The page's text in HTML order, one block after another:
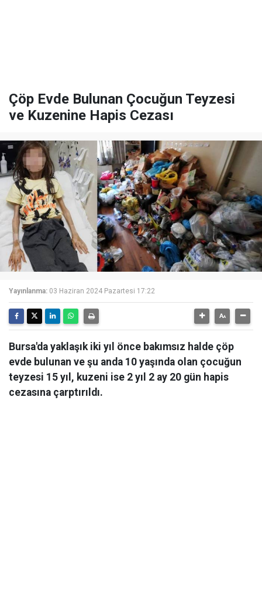
Çöp Evde Bulunan Çocuğun Teyzesi
ve Kuzenine Hapis Cezası
Yayınlanma: 03 Haziran 2024 Pazartesi 17:22
Bursa'da yaklaşık iki yıl önce bakımsız halde çöp
evde bulunan ve şu anda 10 yaşında olan çocuğun
teyzesi 15 yıl, kuzeni ise 2 yıl 2 ay 20 gün hapis
cezasına çarptırıldı.